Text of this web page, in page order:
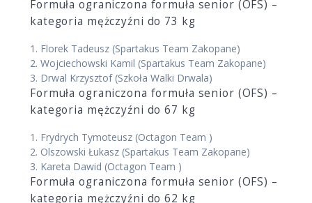
Formuła ograniczona formuła senior (OFS) –
kategoria mężczyźni do 73 kg
1. Florek Tadeusz (Spartakus Team Zakopane)
2. Wojciechowski Kamil (Spartakus Team Zakopane)
3. Drwal Krzysztof (Szkoła Walki Drwala)
Formuła ograniczona formuła senior (OFS) –
kategoria mężczyźni do 67 kg
1. Frydrych Tymoteusz (Octagon Team )
2. Olszowski Łukasz (Spartakus Team Zakopane)
3. Kareta Dawid (Octagon Team )
Formuła ograniczona formuła senior (OFS) –
kategoria mężczyźni do 62 kg